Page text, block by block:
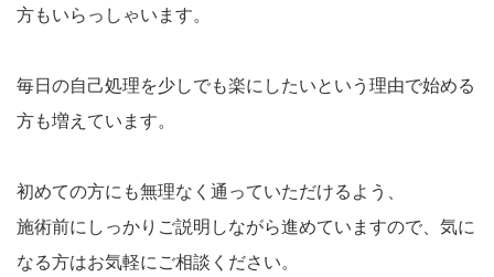
方もいらっしゃいます。
毎日の自己処理を少しでも楽にしたいという理由で始める
方も増えています。
初めての方にも無理なく通っていただけるよう、
施術前にしっかりご説明しながら進めていますので、気に
なる方はお気軽にご相談ください。